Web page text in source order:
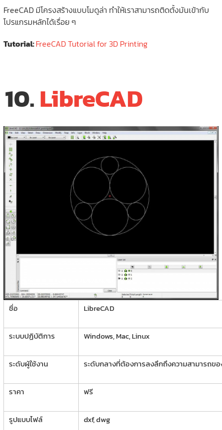
FreeCAD มีโครงสร้างแบบโมดูล่า ทำให้เราสามารถติดตั้งมันเข้ากับ
โปรแกรมหลักได้เรื่อย ๆ
Tutorial:FreeCAD Tutorial for 3D Printing
10.LibreCAD
ชื่อ LibreCAD
ระบบปฏิบัติการ Windows, Mac, Linux
ระดับผู้ใช้งาน ระดับกลางที่ต้องการลงลึกถึงความสามารถข
ราคา ฟรี
รูปแบบไฟล์ dxf, dwg